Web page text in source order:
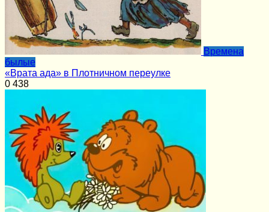
Времена
былые
«Врата ада» в Плотничном переулке
0 438